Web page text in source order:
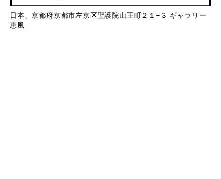
日本、京都府京都市左京区聖護院山王町２１−３ ギャラリー
恵風